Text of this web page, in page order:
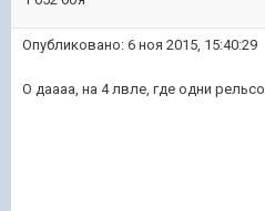
Опубликовано: 6 ноя 2015, 15:40:29
О даааа, на 4 лвле, где одни